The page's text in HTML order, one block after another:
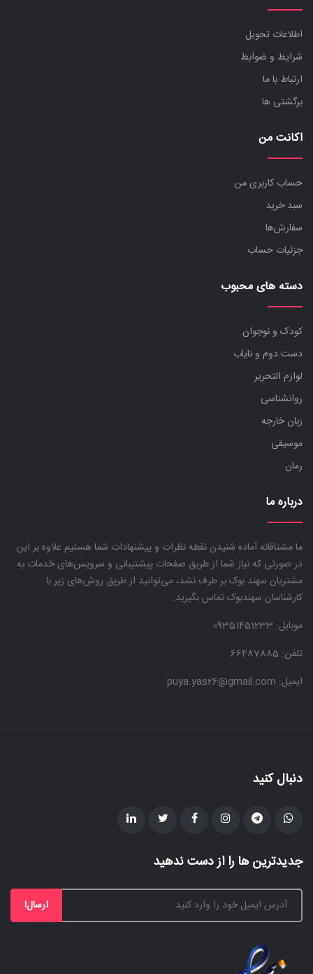
اطلاعات تحویل
شرایط و ضوابط
ارتباط با ما
برگشتی ها
اکانت من
حساب کاربری من
سبد خرید
سفارش‌ها
جزئیات حساب
دسته های محبوب
کودک و نوجوان
دست دوم و نایاب
لوازم التحریر
روانشناسی
زبان خارجه
موسیقی
رمان
درباره ما
ما مشتاقانه آماده شنیدن نقطه نظرات و پیشنهادات شما هستیم علاوه بر این
در صورتی که نیاز شما از طریق صفحات پیشتیبانی و سرویس‌های خدمات به
مشتریان سهند بوک بر طرف نشد، می‌توانید از طریق روش‌های زیر با
کارشناسان سهندبوک تماس بگیرید.
موبایل:
تلفن: 66487885
ایمیل: puya.yas26@gmail.com
دنبال کنید
جدیدترین ها را از دست ندهید
ارسال!